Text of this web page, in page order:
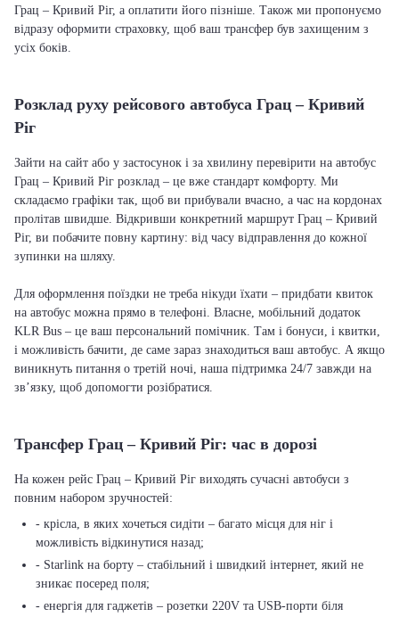
Грац – Кривий Ріг, а оплатити його пізніше. Також ми пропонуємо
відразу оформити страховку, щоб ваш трансфер був захищеним з
усіх боків.
Розклад руху рейсового автобуса Грац – Кривий
Ріг
Зайти на сайт або у застосунок і за хвилину перевірити на автобус
Грац – Кривий Ріг розклад – це вже стандарт комфорту. Ми
складаємо графіки так, щоб ви прибували вчасно, а час на кордонах
пролітав швидше. Відкривши конкретний маршрут Грац – Кривий
Ріг, ви побачите повну картину: від часу відправлення до кожної
зупинки на шляху.
Для оформлення поїздки не треба нікуди їхати – придбати квиток
на автобус можна прямо в телефоні. Власне, мобільний додаток
KLR Bus – це ваш персональний помічник. Там і бонуси, і квитки,
і можливість бачити, де саме зараз знаходиться ваш автобус. А якщо
виникнуть питання о третій ночі, наша підтримка 24/7 завжди на
зв’язку, щоб допомогти розібратися.
Трансфер Грац – Кривий Ріг: час в дорозі
На кожен рейс Грац – Кривий Ріг виходять сучасні автобуси з
повним набором зручностей:
- крісла, в яких хочеться сидіти – багато місця для ніг і
можливість відкинутися назад;
- Starlink на борту – стабільний і швидкий інтернет, який не
зникає посеред поля;
- енергія для гаджетів – розетки 220V та USB-порти біля